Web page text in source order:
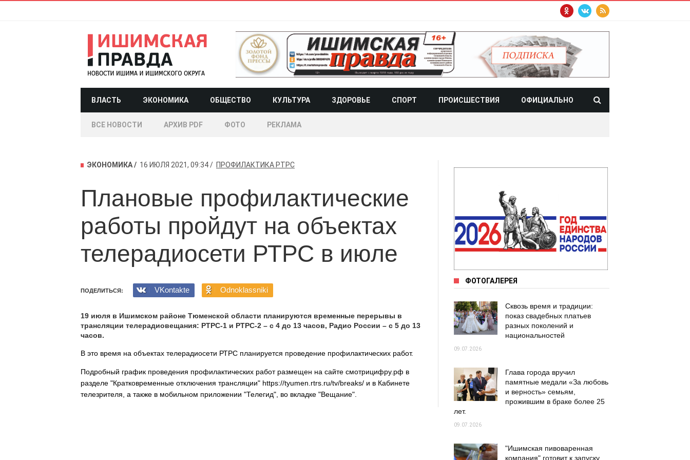
ВЛАСТЬ ЭКОНОМИКА ОБЩЕСТВО КУЛЬТУРА ЗДОРОВЬЕ СПОРТ ПРОИСШЕСТВИЯ ОФИЦИАЛЬНО
ВСЕ НОВОСТИ АРХИВ PDF ФОТО РЕКЛАМА
ЭКОНОМИКА 16 ИЮЛЯ 2021, 09:34 ПРОФИЛАКТИКА РТРС
Плановые профилактические
работы пройдут на объектах
телерадиосети РТРС в июле
ПОДЕЛИТЬСЯ: VKontakte Odnoklassniki
19 июля в Ишимском районе Тюменской области планируются временные перерывы в
трансляции телерадиовещания: РТРС-1 и РТРС-2 – с 4 до 13 часов, Радио России – с 5 до 13
часов.
В это время на объектах телерадиосети РТРС планируется проведение профилактических работ.
Подробный график проведения профилактических работ размещен на сайте смотрицифру.рф в
разделе "Кратковременные отключения трансляции" https://tyumen.rtrs.ru/tv/breaks/ и в Кабинете
телезрителя, а также в мобильном приложении "Телегид", во вкладке "Вещание".
ФОТОГАЛЕРЕЯ
Сквозь время и традиции:
показ свадебных платьев
разных поколений и
национальностей
09.07.2026
Глава города вручил
памятные медали «За любовь
и верность» семьям,
прожившим в браке более 25
лет.
09.07.2026
"Ишимская пивоваренная
компания" готовит к запуску